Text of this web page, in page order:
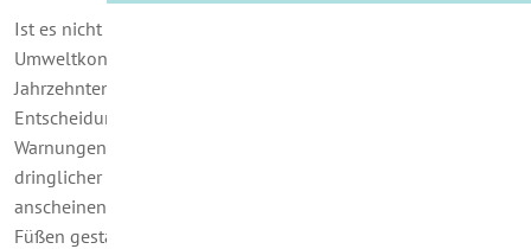
Ist es nicht zum Haareraufen! Da haben die
Umweltkonferenzen der Vereinten Nationen bereits vor
Jahrzehnten vor dem Klimawandel gewarnt, konsequente
Entscheidungen und schnelles Handeln angemahnt. Die
Warnungen und Aufforderungen sind im Laufe der Zeit immer
dringlicher geworden. Aber irgendwie hat sich die ganze Welt
anscheinend, wenn man das so sagen kann, selbst in den
Füßen gestanden. Denn was vor zwei Jahrzehnten wie